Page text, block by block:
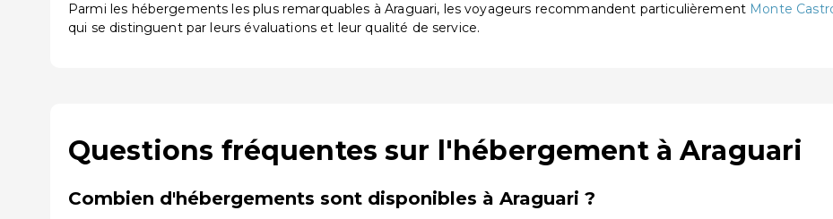
Parmi les hébergements les plus remarquables à Araguari, les voyageurs recommandent particulièrement Monte
qui se distinguent par leurs évaluations et leur qualité de service.
Questions fréquentes sur l'hébergement à Araguari
Combien d'hébergements sont disponibles à Araguari ?